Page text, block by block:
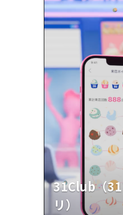
31Club（31
リ）